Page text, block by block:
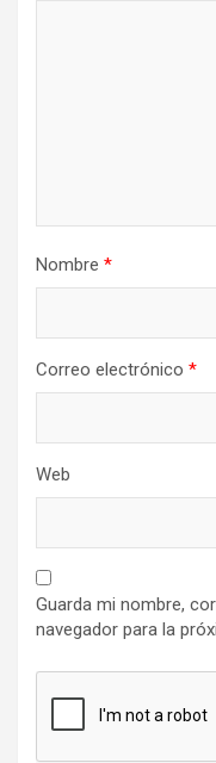
Nombre *
Correo electrónico *
Web
Guarda mi nombre,
navegador para la